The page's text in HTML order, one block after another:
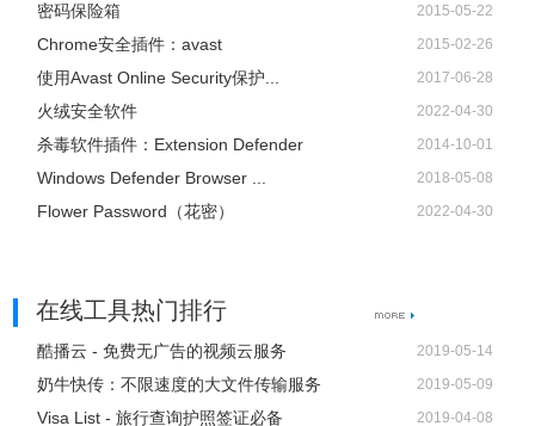
密码保险箱 2015-05-22
Chrome安全插件：avast 2015-02-26
使用Avast Online Security保护... 2017-06-28
火绒安全软件 2022-04-30
杀毒软件插件：Extension Defender 2014-10-01
Windows Defender Browser ... 2018-05-08
Flower Password（花密） 2022-04-30
在线工具热门排行
酷播云 - 免费无广告的视频云服务 2019-05-14
奶牛快传：不限速度的大文件传输服务 2019-05-09
Visa List - 旅行查询护照签证必备 2019-04-08